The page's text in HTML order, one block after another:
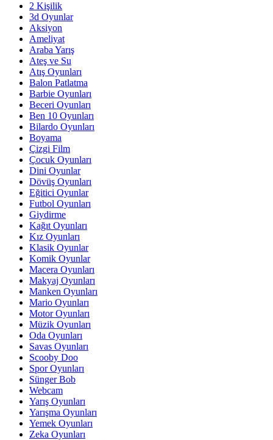
2 Kişilik
3d Oyunlar
Aksiyon
Ameliyat
Araba Yarış
Ateş ve Su
Atış Oyunları
Balon Patlatma
Barbie Oyunları
Beceri Oyunları
Ben 10 Oyunları
Bilardo Oyunları
Boyama
Çizgi Film
Çocuk Oyunları
Dini Oyunlar
Dövüş Oyunları
Eğitici Oyunlar
Futbol Oyunları
Giydirme
Kağıt Oyunları
Kız Oyunları
Klasik Oyunlar
Komik Oyunlar
Macera Oyunları
Makyaj Oyunları
Manken Oyunları
Mario Oyunları
Motor Oyunları
Müzik Oyunları
Oda Oyunları
Savas Oyunları
Scooby Doo
Spor Oyunları
Sünger Bob
Webcam
Yarış Oyunları
Yarışma Oyunları
Yemek Oyunları
Zeka Oyunları